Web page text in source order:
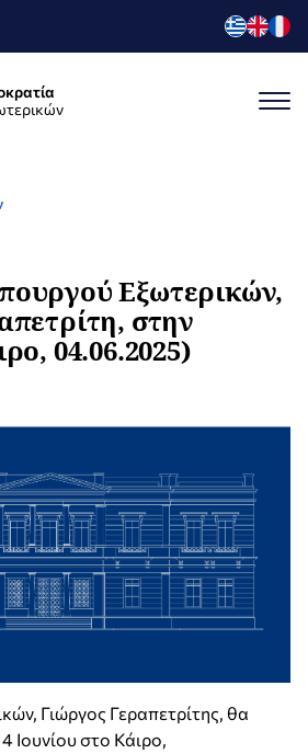
Εξωτερικών,
στην
04.06.2025)
Γιώργος Γεραπετρίτης, θα
Ιουνίου στo Κάιρο,